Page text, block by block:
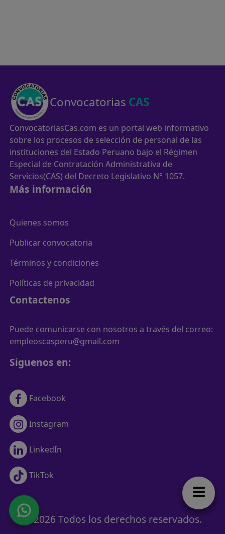
Convocatorias CAS
ConvocatoriasCas.com es un portal web informativo
sobre los procesos de selección de personal de las
instituciones del Estado Peruano bajo el Régimen
Especial de Contratación Administrativa de
Servicios(CAS) del Decreto Legislativo N° 1057.
Más información
Quienes somos
Publicar convocatoria
Términos y condiciones
Políticas de privacidad
Contactenos
Puede comunicarse con nosotros a través del correo:
empleoscasperu@gmail.com
Siguenos en:
Facebook
Instagram
LinkedIn
TikTok
© 2026 Todos los derechos reservados.